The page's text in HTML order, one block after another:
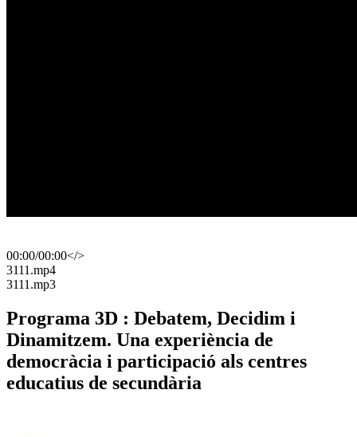
00:00/00:00</>
​3111.mp4
​3111.mp3
Programa 3D : Debatem, Decidim i
Dinamitzem. Una experiència de
democràcia i participació als centres
educatius de secundària